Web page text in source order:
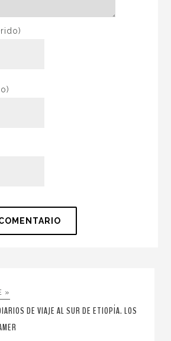
»
DE VIAJE AL SUR DE ETIOPÍA. LOS